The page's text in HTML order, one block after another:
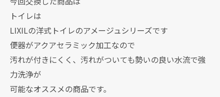
トイレは
LIXILの洋式トイレのアメージュシリーズです
便器がアクアセラミック加工なので
汚れが付きにくく、汚れがついても勢いの良い水流で強
力洗浄が
可能なオススメの商品です。